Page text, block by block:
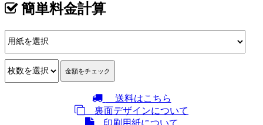
簡単料金計算
送料はこちら
裏面デザインについて
印刷用紙について